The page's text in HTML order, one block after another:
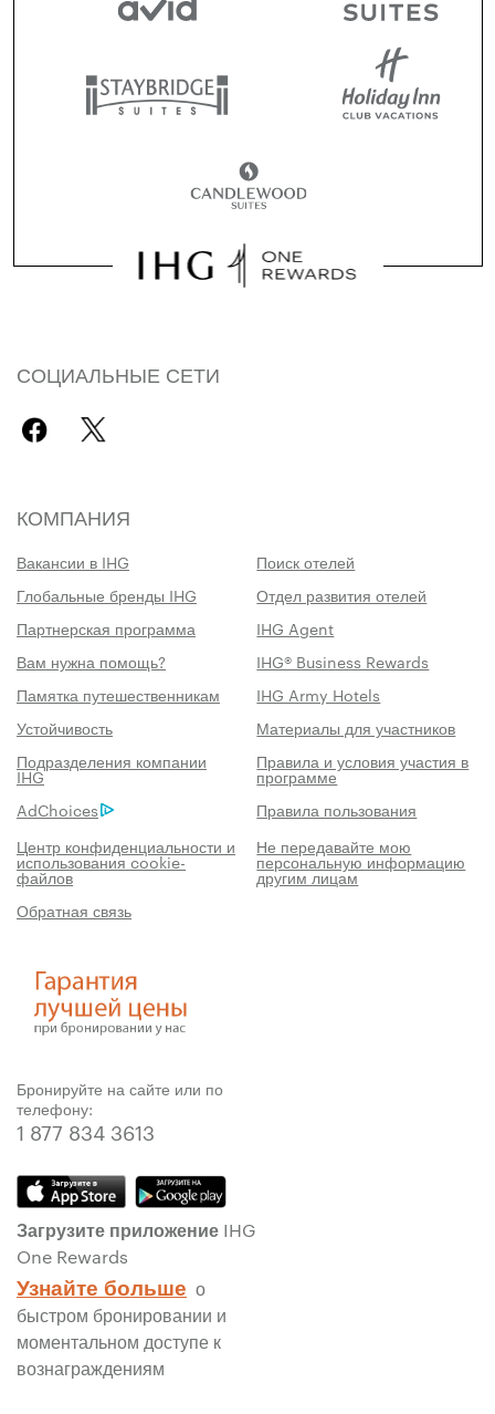
СОЦИАЛЬНЫЕ СЕТИ
КОМПАНИЯ
Вакансии в IHG
Поиск отелей
Глобальные бренды IHG
Отдел развития отелей
Партнерская программа
IHG Agent
Вам нужна помощь?
IHG® Business Rewards
Памятка путешественникам
IHG Army Hotels
Устойчивость
Материалы для участников
Подразделения компании
IHG
Правила и условия участия в
программе
AdChoices
Правила пользования
Центр конфиденциальности и
использования cookie-
файлов
Не передавайте мою
персональную информацию
другим лицам
Обратная связь
Бронируйте на сайте или по
телефону:
1 877 834 3613
Загрузите приложение IHG
One Rewards
Узнайте больше о
быстром бронировании и
моментальном доступе к
вознаграждениям